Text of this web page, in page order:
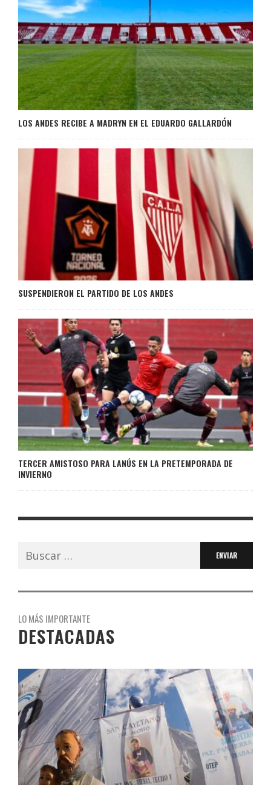
LOS ANDES RECIBE A MADRYN EN EL EDUARDO GALLARDÓN
SUSPENDIERON EL PARTIDO DE LOS ANDES
TERCER AMISTOSO PARA LANÚS EN LA PRETEMPORADA DE
INVIERNO
Buscar:
LO MÁS IMPORTANTE
DESTACADAS